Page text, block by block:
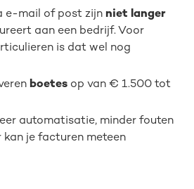
e-mail of post zijn niet langer
aan een bedrijf. Voor
is dat wel nog
boetes op van € 1.500 tot
automatisatie, minder fouten
kan je facturen meteen